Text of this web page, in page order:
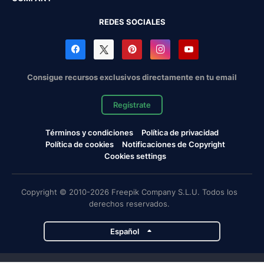
REDES SOCIALES
Consigue recursos exclusivos directamente en tu email
Regístrate
Términos y condiciones
Política de privacidad
Política de cookies
Notificaciones de Copyright
Cookies settings
Copyright © 2010-2026 Freepik Company S.L.U. Todos los
derechos reservados.
Español